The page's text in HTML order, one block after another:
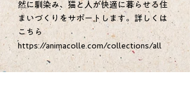
然に馴染み、猫と人が快適に暮らせる住
まいづくりをサポートします。詳しくは
こちら
https://animacolle.com/collections/all